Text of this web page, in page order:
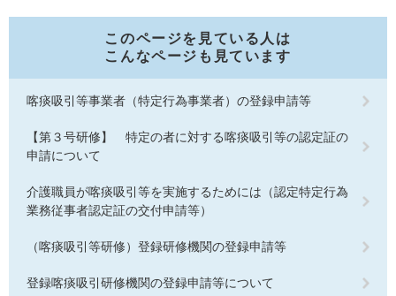
このページを見ている人は
こんなページも見ています
喀痰吸引等事業者（特定行為事業者）の登録申請等
【第３号研修】 特定の者に対する喀痰吸引等の認定証の
申請について
介護職員が喀痰吸引等を実施するためには（認定特定行為
業務従事者認定証の交付申請等）
（喀痰吸引等研修）登録研修機関の登録申請等
登録喀痰吸引研修機関の登録申請等について